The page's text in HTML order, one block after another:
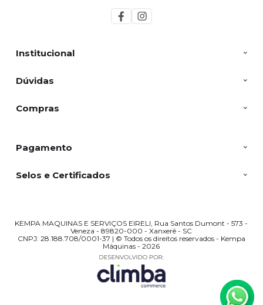
Institucional
Dúvidas
Compras
Pagamento
Selos e Certificados
KEMPA MAQUINAS E SERVIÇOS EIRELI, Rua Santos Dumont - 573 -
Veneza - 89820-000 - Xanxerê - SC
CNPJ: 28.188.708/0001-37 | © Todos os direitos reservados - Kempa
Máquinas - 2026